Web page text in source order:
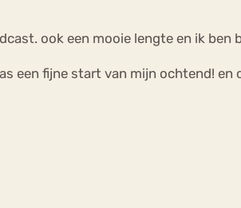
ook een mooie lengte en ik
een fijne start van mijn ochtend!